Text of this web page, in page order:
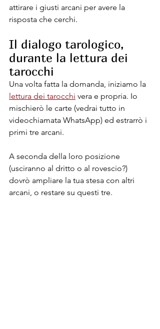
attirare i giusti arcani per avere la
risposta che cerchi.
Il dialogo tarologico,
durante la lettura dei
tarocchi
Una volta fatta la domanda, iniziamo la
lettura dei tarocchi vera e propria. Io
mischierò le carte (vedrai tutto in
videochiamata WhatsApp) ed estrarrò i
primi tre arcani.
A seconda della loro posizione
(usciranno al dritto o al rovescio?)
dovrò ampliare la tua stesa con altri
arcani, o restare su questi tre.